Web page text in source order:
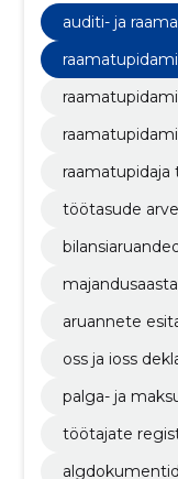
nõuete täitmise
auditi- ja
raamatupidaja
töötasude
aruannete
oss ja ioss
palga- ja
töötajate